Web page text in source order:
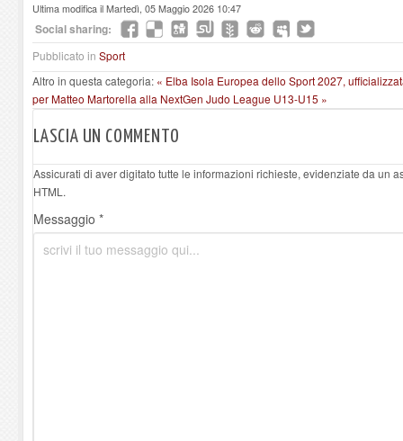
Ultima modifica il Martedì, 05 Maggio 2026 10:47
Social sharing:
Pubblicato in Sport
Altro in questa categoria: « Elba Isola Europea dello Sport 2027,
per Matteo Martorella alla NextGen Judo League U13-U15 »
LASCIA UN COMMENTO
Assicurati di aver digitato tutte le informazioni richieste, evidenziate da un
HTML.
Messaggio *